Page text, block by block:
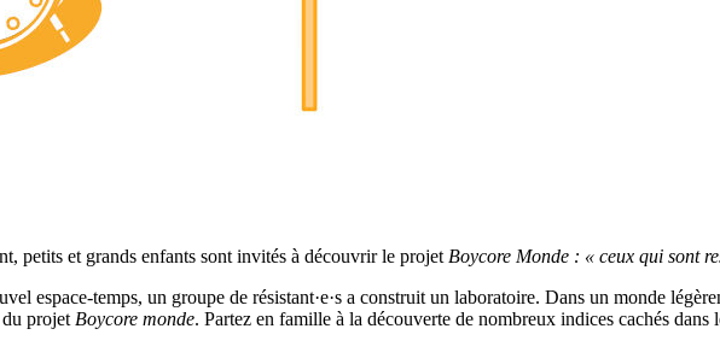
petits et grands enfants sont invités à découvrir le projet Boycore Monde : « ceux qui sont
espace-temps, un groupe de résistant·e·s a construit un laboratoire. Dans un monde
du projet Boycore monde. Partez en famille à la découverte de nombreux indices cachés